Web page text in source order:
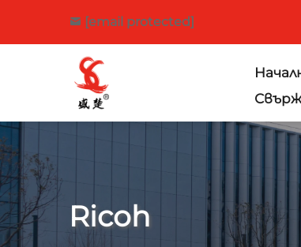
[email protected]
Ricoh